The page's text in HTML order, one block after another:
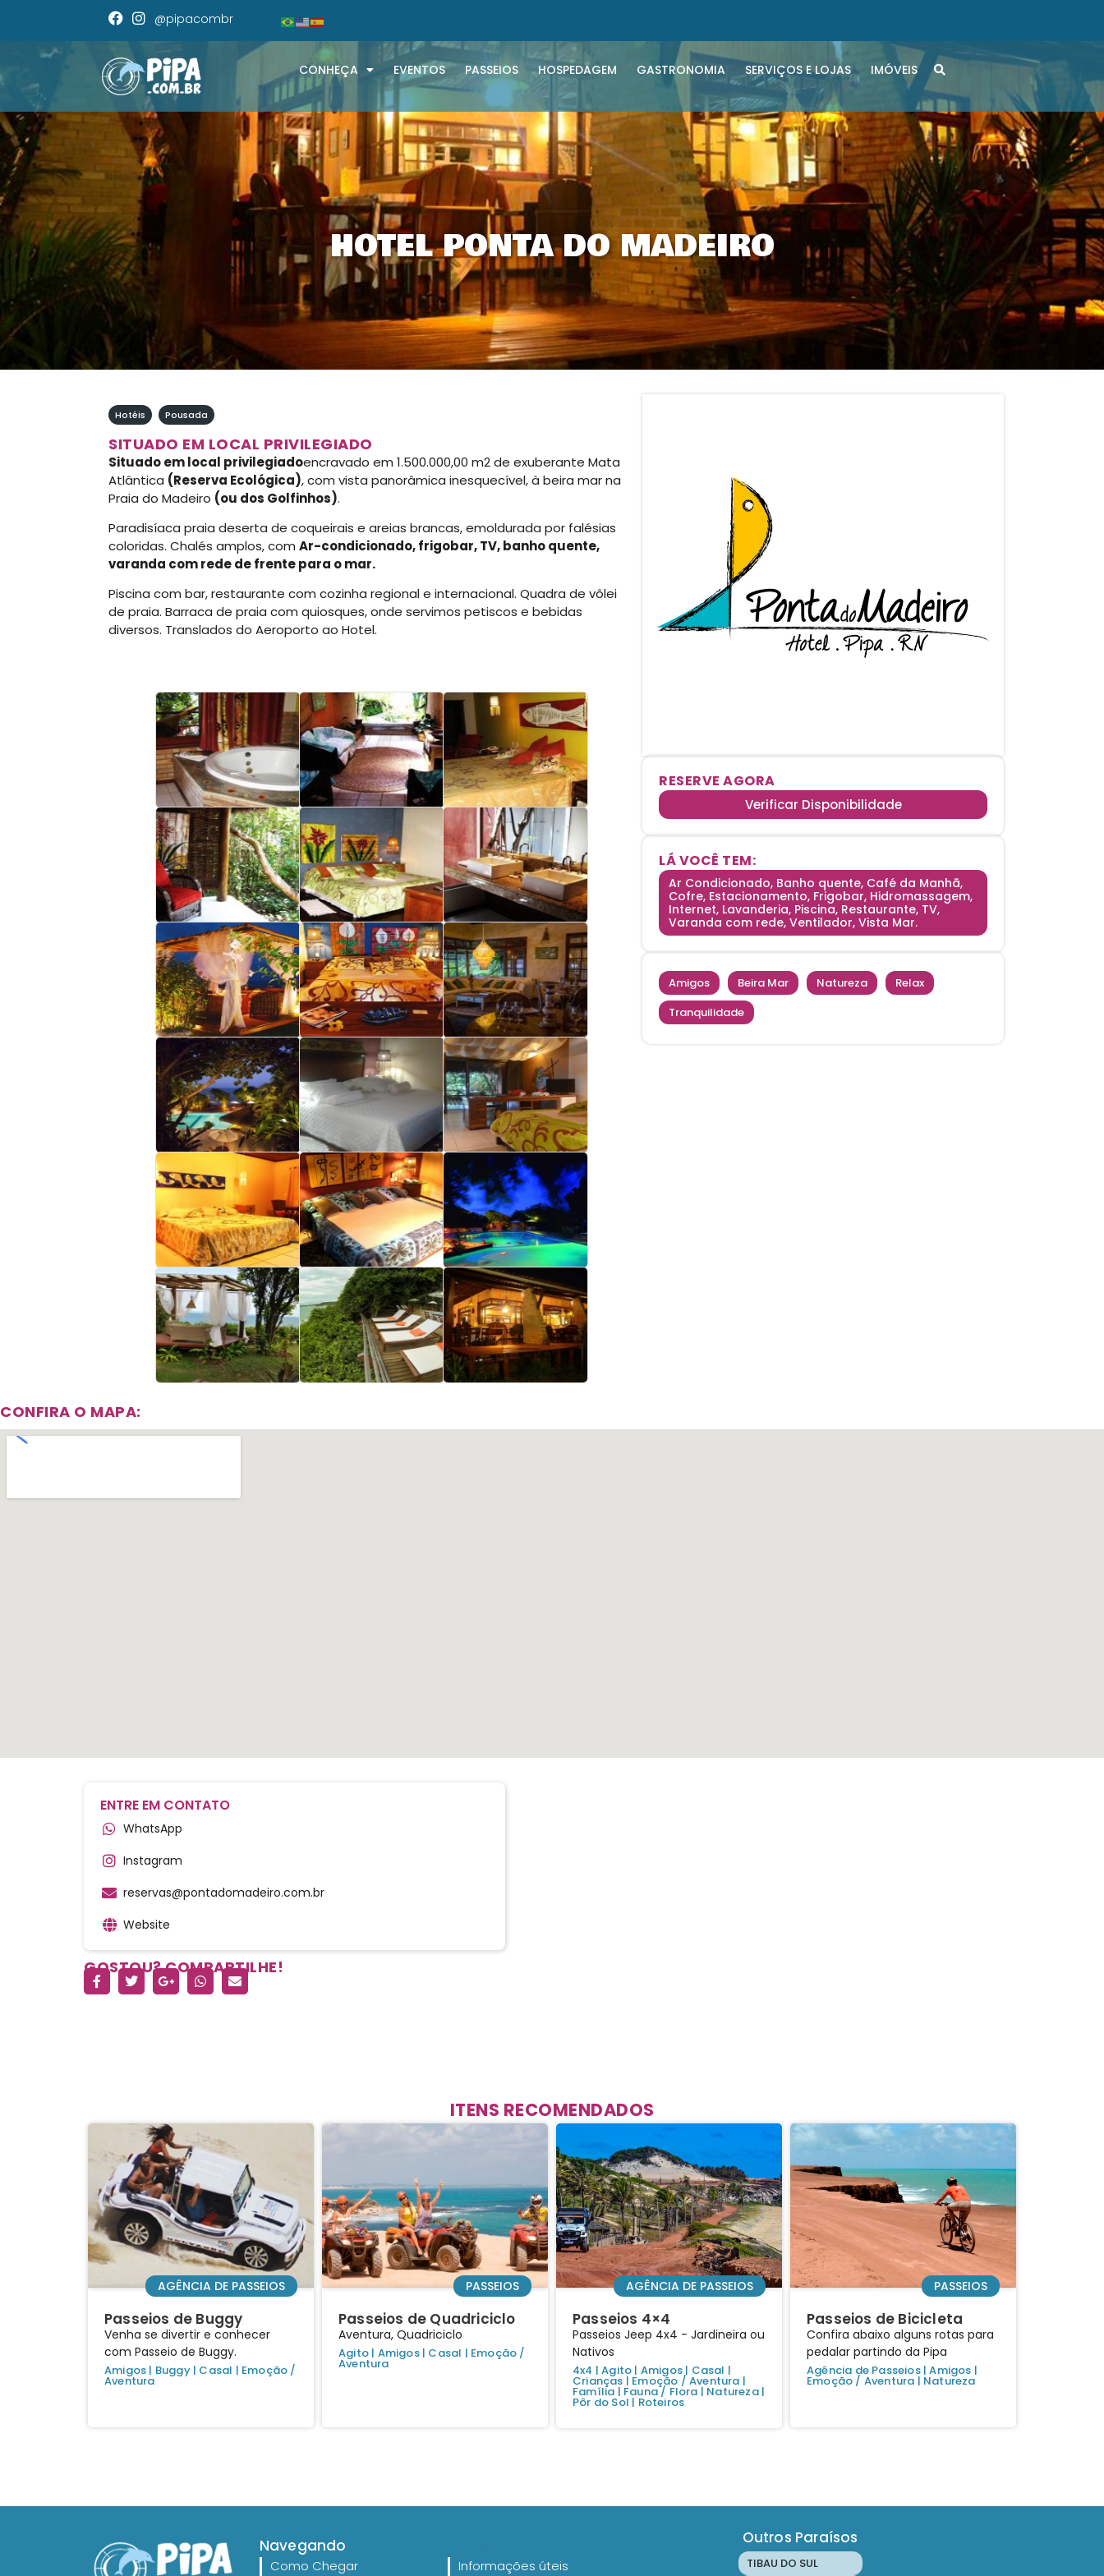
@pipacombr
CONHEÇA EVENTOS PASSEIOS HOSPEDAGEM GASTRONOMIA SERVIÇOS E LOJAS IMÓVEIS
HOTEL PONTA DO MADEIRO
Hotéis Pousada
SITUADO EM LOCAL PRIVILEGIADO
Situado em local privilegiadoencravado em 1.500.000,00 m2 de exuberante Mata
Atlântica (Reserva Ecológica), com vista panorâmica inesquecível, à beira mar na
Praia do Madeiro (ou dos Golfinhos).
Paradisíaca praia deserta de coqueirais e areias brancas, emoldurada por falésias
coloridas. Chalés amplos, com Ar-condicionado, frigobar, TV, banho quente,
varanda com rede de frente para o mar.
Piscina com bar, restaurante com cozinha regional e internacional. Quadra de vôlei
de praia. Barraca de praia com quiosques, onde servimos petiscos e bebidas
diversos. Translados do Aeroporto ao Hotel.
RESERVE AGORA
Verificar Disponibilidade
LÁ VOCÊ TEM:
Ar Condicionado, Banho quente, Café da Manhã,
Cofre, Estacionamento, Frigobar, Hidromassagem,
Internet, Lavanderia, Piscina, Restaurante, TV,
Varanda com rede, Ventilador, Vista Mar.
Amigos Beira Mar Natureza Relax
Tranquilidade
CONFIRA O MAPA:
ENTRE EM CONTATO
WhatsApp
Instagram
reservas@pontadomadeiro.com.br
Website
GOSTOU? COMPARTILHE!
ITENS RECOMENDADOS
Passeios de Buggy
Venha se divertir e conhecer
com Passeio de Buggy.
Amigos | Buggy| Casal | Emoção /
Aventura
AGÊNCIA DE PASSEIOS
Passeios de Quadriciclo
Aventura, Quadriciclo
Agito | Amigos| Casal | Emoção /
Aventura
PASSEIOS
Passeios 4×4
Passeios Jeep 4x4 - Jardineira ou
Nativos
4x4 |Agito | Amigos | Casal |
Crianças | Emoção / Aventura |
Família | Fauna / Flora | Natureza|
Pôr do Sol | Roteiros
AGÊNCIA DE PASSEIOS
Passeios de Bicicleta
Confira abaixo alguns rotas para
pedalar partindo da Pipa
Agência de Passeios|Amigos |
Emoção / Aventura | Natureza
PASSEIOS
Navegando
Como Chegar Informações úteis
Outros Paraísos
TIBAU DO SUL